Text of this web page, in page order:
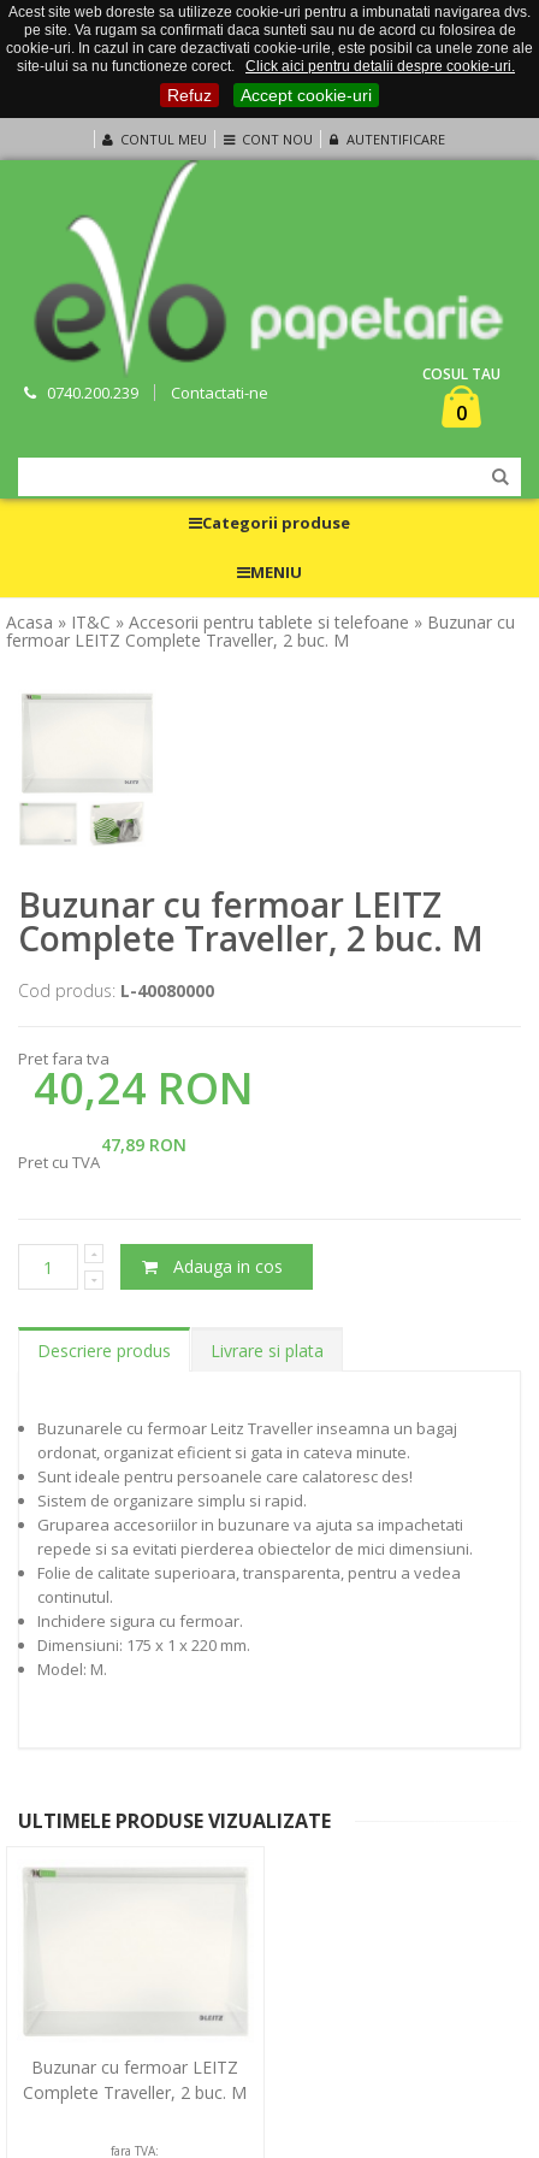
Acest site web doreste sa utilizeze cookie-uri pentru a imbunatati navigarea dvs.
pe site. Va rugam sa confirmati daca sunteti sau nu de acord cu folosirea de
cookie-uri. In cazul in care dezactivati cookie-urile, este posibil ca unele zone ale
site-ului sa nu functioneze corect.
Click aici pentru detalii despre cookie-uri.
Refuz Accept cookie-uri
CONTUL MEU CONT NOU AUTENTIFICARE
0740.200.239 Contactati-ne
COSUL TAU
0
Categorii produse
MENIU
Acasa » IT&C » Accesorii pentru tablete si telefoane » Buzunar cu
fermoar LEITZ Complete Traveller, 2 buc. M
Buzunar cu fermoar LEITZ
Complete Traveller, 2 buc. M
Cod produs: L-40080000
Pret fara tva
40,24 RON
47,89 RON
Pret cu TVA
Adauga in cos
Descriere produs Livrare si plata
Buzunarele cu fermoar Leitz Traveller inseamna un bagaj
ordonat, organizat eficient si gata in cateva minute.
Sunt ideale pentru persoanele care calatoresc des!
Sistem de organizare simplu si rapid.
Gruparea accesoriilor in buzunare va ajuta sa impachetati
repede si sa evitati pierderea obiectelor de mici dimensiuni.
Folie de calitate superioara, transparenta, pentru a vedea
continutul.
Inchidere sigura cu fermoar.
Dimensiuni: 175 x 1 x 220 mm.
Model: M.
ULTIMELE PRODUSE VIZUALIZATE
Buzunar cu fermoar LEITZ
Complete Traveller, 2 buc. M
fara TVA: